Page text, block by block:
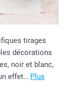
tirages
décorations
noir et blanc,
effet… Plus